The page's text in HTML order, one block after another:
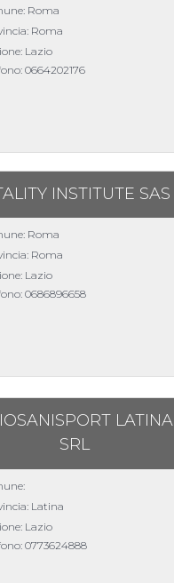
Roma
Roma
Lazio
0664202176
INSTITUTE SAS
Roma
Roma
Lazio
0686896658
LATINA
SRL
Latina
Lazio
0773624888